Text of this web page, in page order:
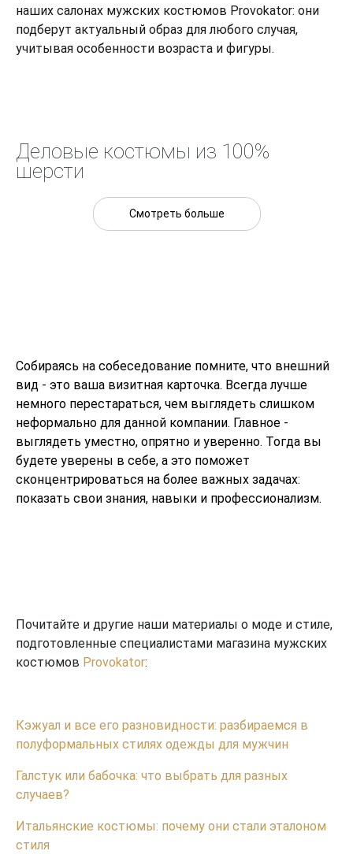
наших салонах мужских костюмов Provokator: они
подберут актуальный образ для любого случая,
учитывая особенности возраста и фигуры.
Деловые костюмы из 100%
шерсти
Смотреть больше
Собираясь на собеседование помните, что внешний
вид - это ваша визитная карточка. Всегда лучше
немного перестараться, чем выглядеть слишком
неформально для данной компании. Главное -
выглядеть уместно, опрятно и уверенно. Тогда вы
будете уверены в себе, а это поможет
сконцентрироваться на более важных задачах:
показать свои знания, навыки и профессионализм.
Почитайте и другие наши материалы о моде и стиле,
подготовленные специалистами магазина мужских
костюмов Provokator:
Кэжуал и все его разновидности: разбираемся в
полуформальных стилях одежды для мужчин
Галстук или бабочка: что выбрать для разных
случаев?
Итальянские костюмы: почему они стали эталоном
стиля